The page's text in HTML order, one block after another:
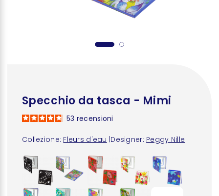
Specchio da tasca - Mimi
Collezione: Fleurs d'eau Designer: Peggy Nille
53 recensioni